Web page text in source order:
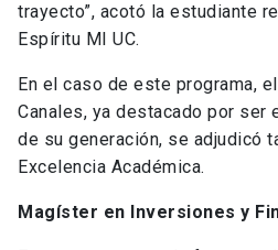
trayecto”, acotó la estudiante
Espíritu MI UC.
En el caso de este programa,
Canales, ya destacado por ser
de su generación, se adjudicó
Excelencia Académica.
Magíster en Inversiones y